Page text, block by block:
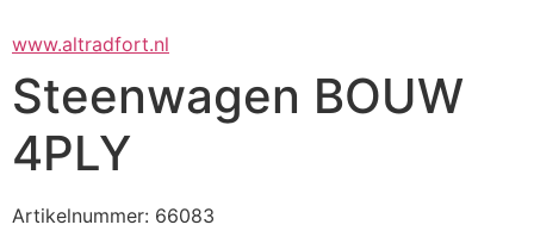
www.altradfort.nl
Steenwagen BOUW
4PLY
Artikelnummer: 66083